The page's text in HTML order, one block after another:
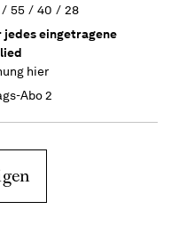
55 40
28
eingetragene
hier
Abo 2